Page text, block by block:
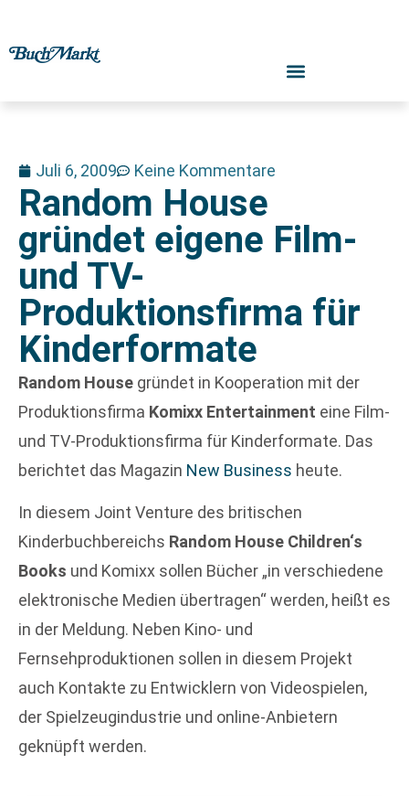
Juli 6, 2009 Keine Kommentare
Random House
gründet eigene Film-
und TV-
Produktionsfirma für
Kinderformate
Random House gründet in Kooperation mit der
Produktionsfirma Komixx Entertainment eine Film-
und TV-Produktionsfirma für Kinderformate. Das
berichtet das Magazin New Business heute.
In diesem Joint Venture des britischen
Kinderbuchbereichs Random House Children‘s
Books und Komixx sollen Bücher „in verschiedene
elektronische Medien übertragen“ werden, heißt es
in der Meldung. Neben Kino- und
Fernsehproduktionen sollen in diesem Projekt
auch Kontakte zu Entwicklern von Videospielen,
der Spielzeugindustrie und online-Anbietern
geknüpft werden.